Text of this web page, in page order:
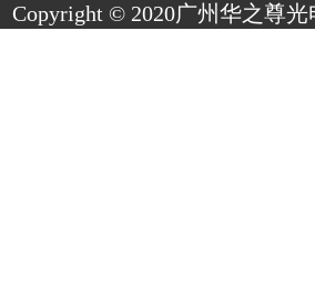
Copyright © 2020广州华之尊